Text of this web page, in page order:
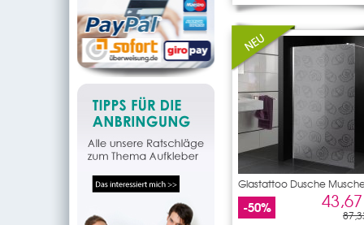
Glastattoo Dusche
-50%